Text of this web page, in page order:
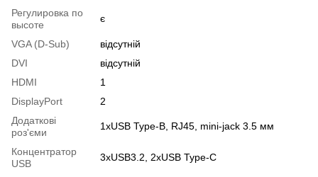
Регулировка по
высоте
є
VGA (D-Sub)
відсутній
DVI
відсутній
HDMI
1
DisplayPort
2
Додаткові
роз'єми
1хUSB Type-B, RJ45, mini-jack 3.5 мм
Концентратор
USB
3хUSB3.2, 2хUSB Type-C